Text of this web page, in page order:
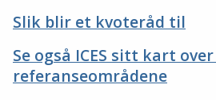
Slik blir et kvoteråd til
Se også ICES sitt kart
referanseområdene